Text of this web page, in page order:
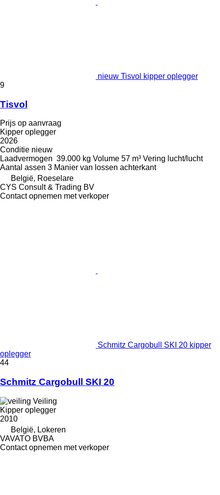
nieuw Tisvol kipper oplegger
9
Tisvol
Prijs op aanvraag
Kipper oplegger
2026
Conditie nieuw
Laadvermogen 39.000 kg Volume 57 m³ Vering lucht/lucht
Aantal assen 3 Manier van lossen achterkant
België, Roeselare
CYS Consult & Trading BV
Contact opnemen met verkoper
Schmitz Cargobull SKI 20 kipper
oplegger
44
Schmitz Cargobull SKI 20
Veiling
Kipper oplegger
2010
België, Lokeren
VAVATO BVBA
Contact opnemen met verkoper